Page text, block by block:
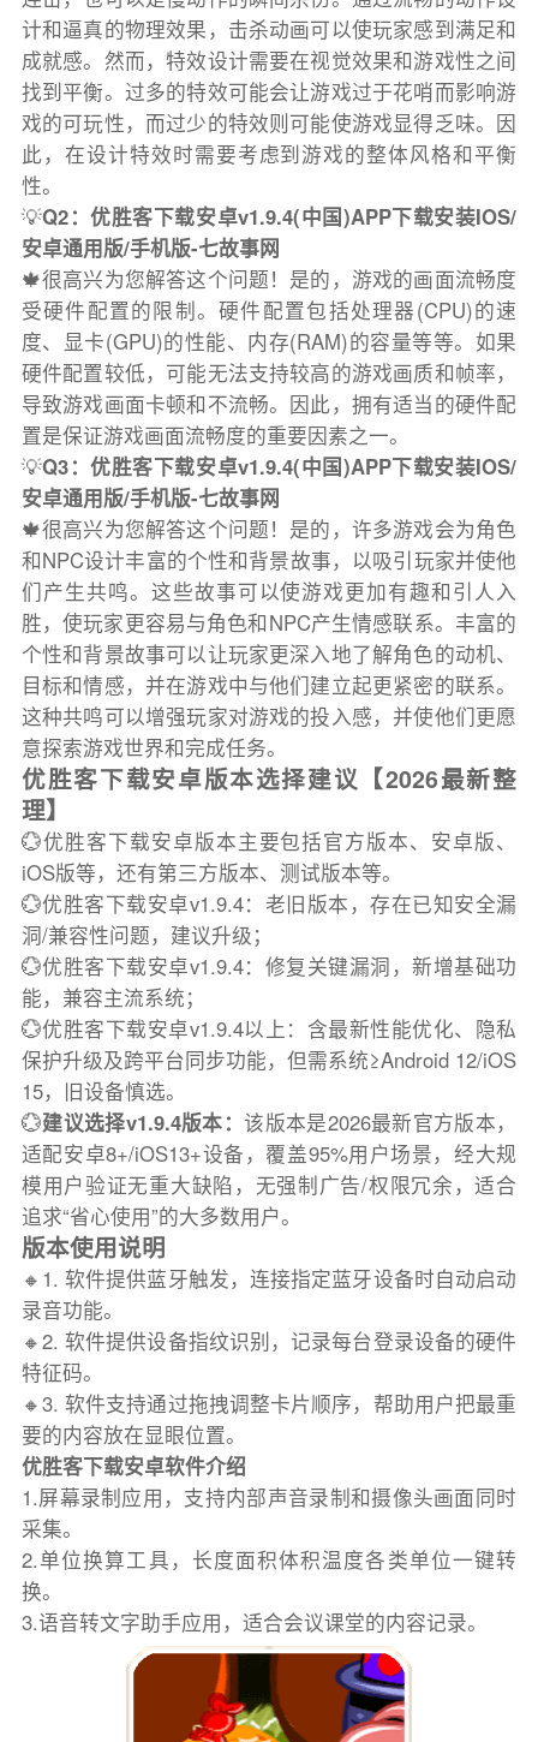
计和逼真的物理效果，击杀动画可以使玩家感到满足和
成就感。然而，特效设计需要在视觉效果和游戏性之间
找到平衡。过多的特效可能会让游戏过于花哨而影响游
戏的可玩性，而过少的特效则可能使游戏显得乏味。因
此，在设计特效时需要考虑到游戏的整体风格和平衡
性。
💡Q2：优胜客下载安卓v1.9.4(中国)APP下载安装IOS/
安卓通用版/手机版-七故事网
🍁很高兴为您解答这个问题！是的，游戏的画面流畅度
受硬件配置的限制。硬件配置包括处理器(CPU)的速
度、显卡(GPU)的性能、内存(RAM)的容量等等。如果
硬件配置较低，可能无法支持较高的游戏画质和帧率，
导致游戏画面卡顿和不流畅。因此，拥有适当的硬件配
置是保证游戏画面流畅度的重要因素之一。
💡Q3：优胜客下载安卓v1.9.4(中国)APP下载安装IOS/
安卓通用版/手机版-七故事网
🍁很高兴为您解答这个问题！是的，许多游戏会为角色
和NPC设计丰富的个性和背景故事，以吸引玩家并使他
们产生共鸣。这些故事可以使游戏更加有趣和引人入
胜，使玩家更容易与角色和NPC产生情感联系。丰富的
个性和背景故事可以让玩家更深入地了解角色的动机、
目标和情感，并在游戏中与他们建立起更紧密的联系。
这种共鸣可以增强玩家对游戏的投入感，并使他们更愿
意探索游戏世界和完成任务。
优胜客下载安卓版本选择建议【2026最新整
理】
💮优胜客下载安卓版本主要包括官方版本、安卓版、
iOS版等，还有第三方版本、测试版本等。
💮优胜客下载安卓v1.9.4：老旧版本，存在已知安全漏
洞/兼容性问题，建议升级；
💮优胜客下载安卓v1.9.4：修复关键漏洞，新增基础功
能，兼容主流系统；
💮优胜客下载安卓v1.9.4以上：含最新性能优化、隐私
保护升级及跨平台同步功能，但需系统≥Android 12/iOS
15，旧设备慎选。
💮建议选择v1.9.4版本：该版本是2026最新官方版本，
适配安卓8+/iOS13+设备，覆盖95%用户场景，经大规
模用户验证无重大缺陷，无强制广告/权限冗余，适合
追求“省心使用”的大多数用户。
版本使用说明
🔸1. 软件提供蓝牙触发，连接指定蓝牙设备时自动启动
录音功能。
🔸2. 软件提供设备指纹识别，记录每台登录设备的硬件
特征码。
🔸3. 软件支持通过拖拽调整卡片顺序，帮助用户把最重
要的内容放在显眼位置。
优胜客下载安卓软件介绍
1.屏幕录制应用，支持内部声音录制和摄像头画面同时
采集。
2.单位换算工具，长度面积体积温度各类单位一键转
换。
3.语音转文字助手应用，适合会议课堂的内容记录。